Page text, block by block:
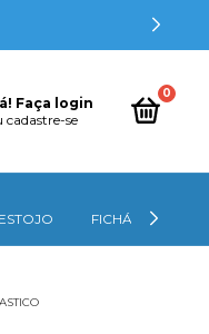
Faça login
cadastre-se
0
ESTOJO FICHÁRIOS